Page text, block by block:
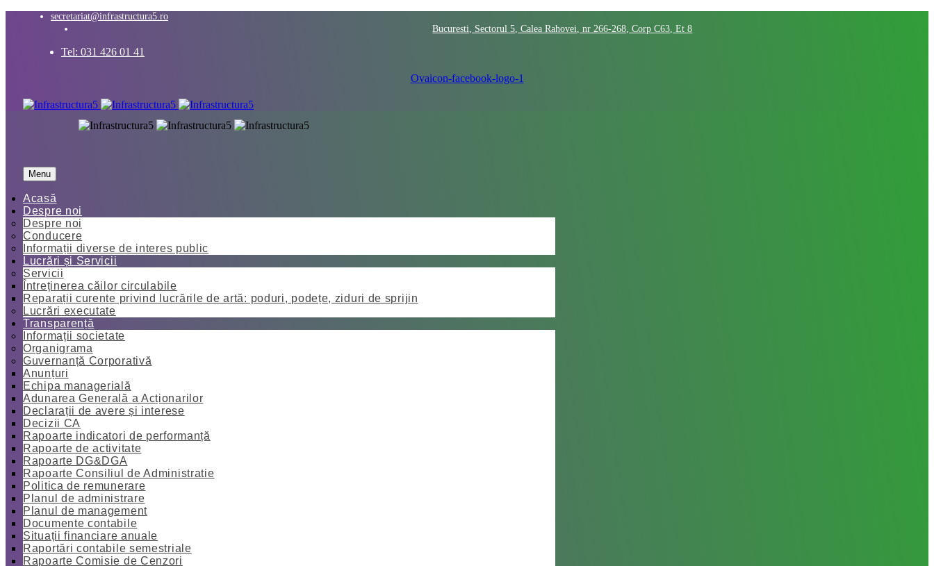
secretariat@infrastructura5.ro
Bucuresti, Sectorul 5, Calea Rahovei, nr 266-268, Corp C63, Et 8
Tel: 031 426 01 41
Ovaicon-facebook-logo-1
Menu
Acasă
Despre noi
Despre noi
Conducere
Informații diverse de interes public
Lucrări și Servicii
Servicii
Întreținerea căilor circulabile
Reparații curente privind lucrările de artă: poduri, podețe, ziduri de sprijin
Lucrări executate
Transparență
Informații societate
Organigrama
Guvernanță Corporativă
Anunțuri
Echipa managerială
Adunarea Generală a Acționarilor
Declarații de avere și interese
Decizii CA
Rapoarte indicatori de performanță
Rapoarte de activitate
Rapoarte DG&DGA
Rapoarte Consiliul de Administratie
Politica de remunerare
Planul de administrare
Planul de management
Documente contabile
Situații financiare anuale
Raportări contabile semestriale
Rapoarte Comisie de Cenzori